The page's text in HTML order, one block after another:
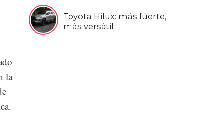
Toyota Hilux: más fuerte,
más versátil
la